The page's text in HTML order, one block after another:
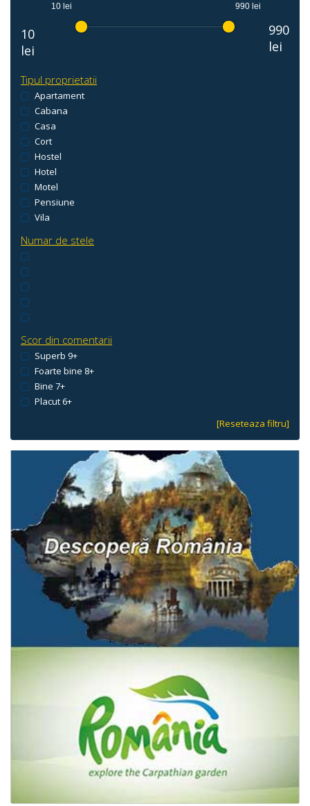
10
lei
10 lei 990 lei
990
lei
Tipul proprietatii
Apartament
Cabana
Casa
Cort
Hostel
Hotel
Motel
Pensiune
Vila
Numar de stele
Scor din comentarii
Superb 9+
Foarte bine 8+
Bine 7+
Placut 6+
[Reseteaza filtru]